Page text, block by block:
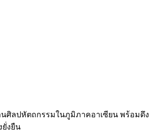
นศิลปหัตถกรรมในภูมิภาคอาเซียน พร้อมดึง
ยั่งยืน